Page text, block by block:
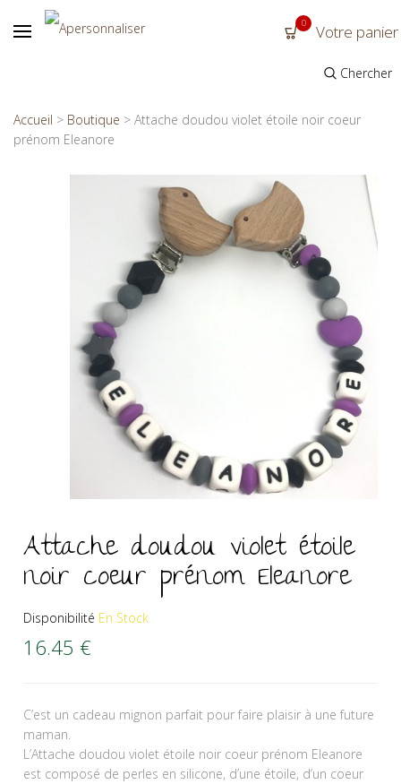
0 Votre panier
Chercher
Accueil > Boutique > Attache doudou violet étoile noir coeur
prénom Eleanore
Attache doudou violet étoile
noir coeur prénom Eleanore
Disponibilité En Stock
16.45 €
C’est un cadeau mignon parfait pour faire plaisir à une future
maman.
L’Attache doudou violet étoile noir coeur prénom Eleanore
est composé de perles en silicone, d’une étoile, d’un coeur